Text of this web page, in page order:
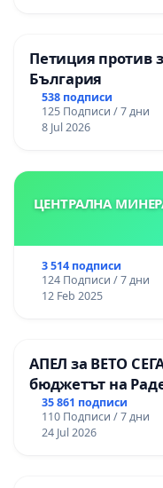
Петиция против
България
538 подписи
125 Подписи / 7 дни
8 Jul 2026
ЦЕНТРАЛНА
3 514 подписи
124 Подписи / 7 дни
12 Feb 2025
АПЕЛ за ВЕТО
бюджетът на
правата ни в
35 861 подписи
110 Подписи / 7 дни
24 Jul 2026